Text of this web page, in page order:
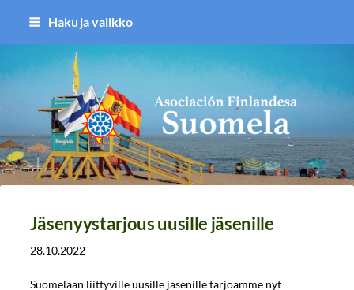
Siirry
sivun
sisältöön
Haku ja valikko
Asociación Finlandesa Suomela
Jäsenyystarjous uusille jäsenille
28.10.2022
Suomelaan liittyville uusille jäsenille tarjoamme nyt